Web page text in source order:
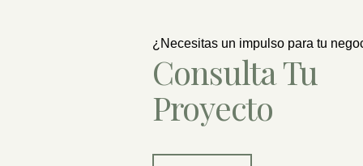
¿Necesitas un impulso para tu
Consulta Tu
Proyecto